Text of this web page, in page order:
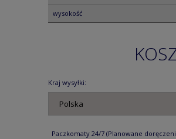
wysokość
Kraj wysyłki:
Paczkomaty 24/7 (Planowane